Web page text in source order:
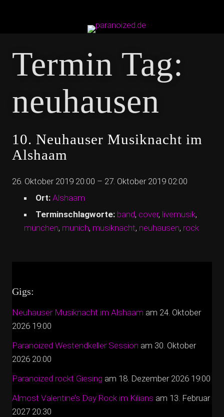
Termin Tag:
neuhausen
10. Neuhauser Musiknacht im
Alshaam
26. Oktober 2019 20:00 – 27. Oktober 2019 02:00
Ort: Alshaam
Terminschlagworte: band, cover, livemusik,
münchen, munich, musiknacht, neuhausen, rock
Gigs:
Neuhauser Musiknacht im Alshaam am 24. Oktober
2026 19:00
Paranoized Westendkeller Session am 30. Oktober
2026 20:00
Paranoized rockt Giesing am 18. Dezember 2026 19:00
Almost Valentine’s Day Rock im Kilians am 13. Februar
2027 20:30